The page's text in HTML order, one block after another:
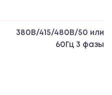
380В/415/480В/50 или
60Гц 3 фазы